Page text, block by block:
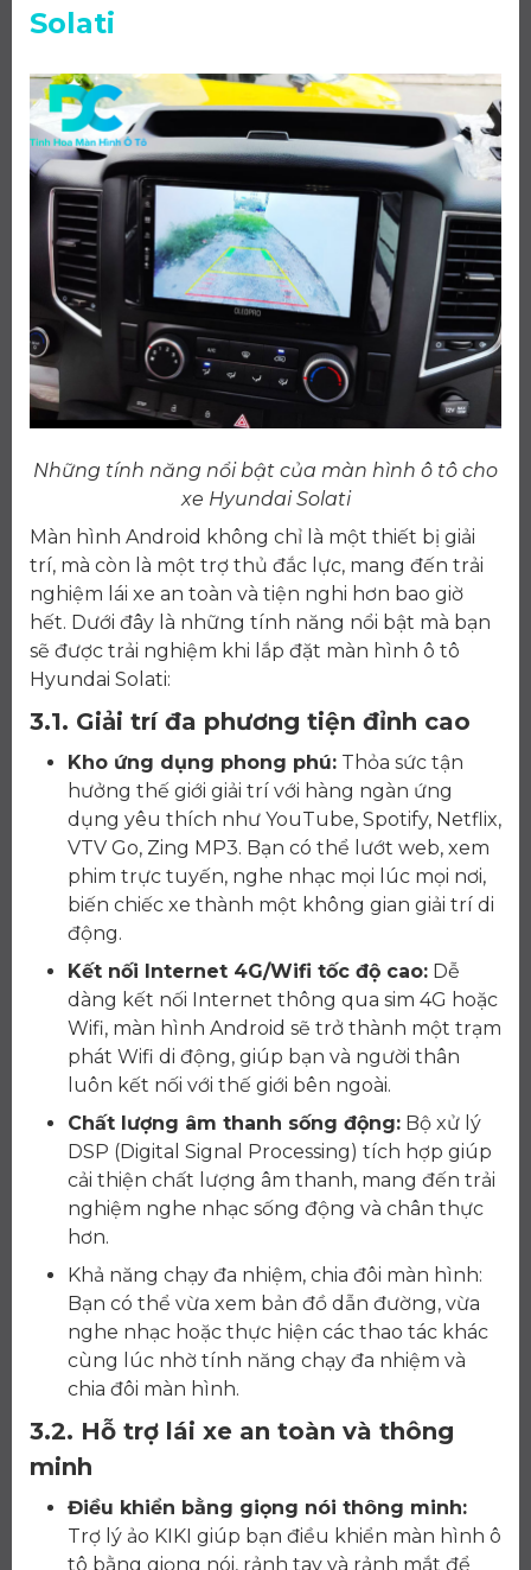
Solati
Những tính năng nổi bật của màn hình ô tô cho
xe Hyundai Solati
Màn hình Android không chỉ là một thiết bị giải
trí, mà còn là một trợ thủ đắc lực, mang đến trải
nghiệm lái xe an toàn và tiện nghi hơn bao giờ
hết. Dưới đây là những tính năng nổi bật mà bạn
sẽ được trải nghiệm khi lắp đặt màn hình ô tô
Hyundai Solati:
3.1. Giải trí đa phương tiện đỉnh cao
Kho ứng dụng phong phú: Thỏa sức tận
hưởng thế giới giải trí với hàng ngàn ứng
dụng yêu thích như YouTube, Spotify, Netflix,
VTV Go, Zing MP3. Bạn có thể lướt web, xem
phim trực tuyến, nghe nhạc mọi lúc mọi nơi,
biến chiếc xe thành một không gian giải trí di
động.
Kết nối Internet 4G/Wifi tốc độ cao: Dễ
dàng kết nối Internet thông qua sim 4G hoặc
Wifi, màn hình Android sẽ trở thành một trạm
phát Wifi di động, giúp bạn và người thân
luôn kết nối với thế giới bên ngoài.
Chất lượng âm thanh sống động: Bộ xử lý
DSP (Digital Signal Processing) tích hợp giúp
cải thiện chất lượng âm thanh, mang đến trải
nghiệm nghe nhạc sống động và chân thực
hơn.
Khả năng chạy đa nhiệm, chia đôi màn hình:
Bạn có thể vừa xem bản đồ dẫn đường, vừa
nghe nhạc hoặc thực hiện các thao tác khác
cùng lúc nhờ tính năng chạy đa nhiệm và
chia đôi màn hình.
3.2. Hỗ trợ lái xe an toàn và thông
minh
Điều khiển bằng giọng nói thông minh:
Trợ lý ảo KIKI giúp bạn điều khiển màn hình ô
tô bằng giọng nói, rảnh tay và rảnh mắt để